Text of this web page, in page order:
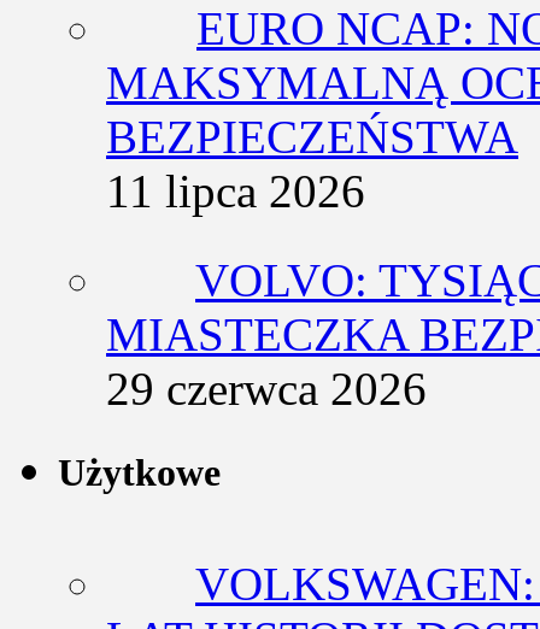
EURO NCAP:
MAKSYMALNĄ
BEZPIECZEŃSTWA
11 lipca 2026
VOLVO:
MIASTECZKA
29 czerwca 2026
Użytkowe